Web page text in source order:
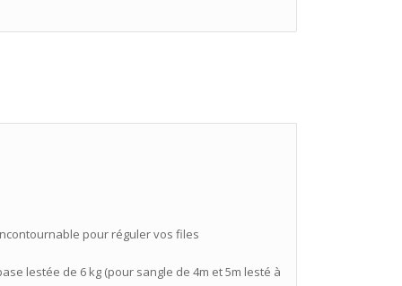
pour réguler vos files
lestée de 6 kg (pour sangle de 4m et 5m lesté à